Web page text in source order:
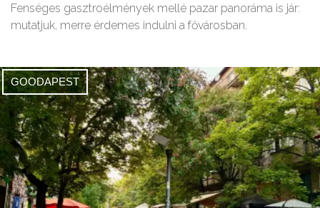
Fenséges gasztroélmények mellé pazar panoráma is jár:
mutatjuk, merre érdemes indulni a fővárosban.
GOODAPEST